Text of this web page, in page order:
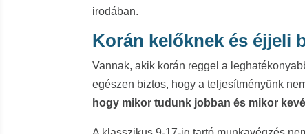
irodában.
Korán kelőknek és éjjeli
Vannak, akik korán reggel a
egészen biztos, hogy a teljesítményünk
hogy mikor tudunk jobban és mikor